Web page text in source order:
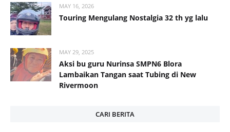
MAY 16, 2026
Touring Mengulang Nostalgia 32 th yg lalu
MAY 29, 2025
Aksi bu guru Nurinsa SMPN6 Blora
Lambaikan Tangan saat Tubing di New
Rivermoon
CARI BERITA